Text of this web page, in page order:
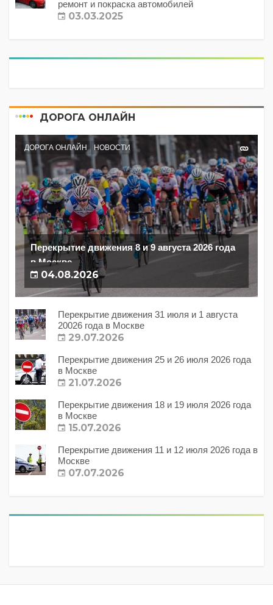
ремонт и покраска автомобилей
03.03.2025
ДОРОГА ОНЛАЙН
ДОРОГА ОНЛАЙН НОВОСТИ
Перекрытие движения 8 и 9 августа 2026 года
в Москве
04.08.2026
Перекрытие движения 31 июля и 1 августа
20026 года в Москве
29.07.2026
Перекрытие движения 25 и 26 июля 2026 года
в Москве
21.07.2026
Перекрытие движения 18 и 19 июля 2026 года
в Москве
15.07.2026
Перекрытие движения 11 и 12 июля 2026 года в
Москве
07.07.2026